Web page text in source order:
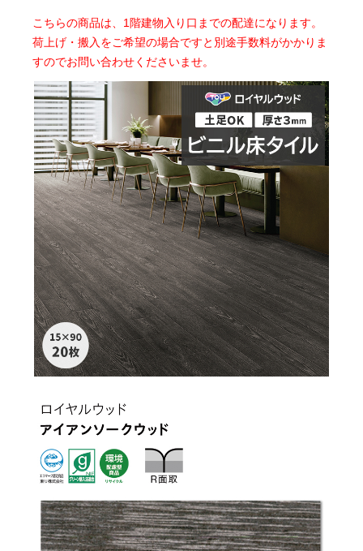
こちらの商品は、1階建物入り口までの配達になります。
荷上げ・搬入をご希望の場合ですと別途手数料がかかりま
すのでお問い合わせくださいませ。